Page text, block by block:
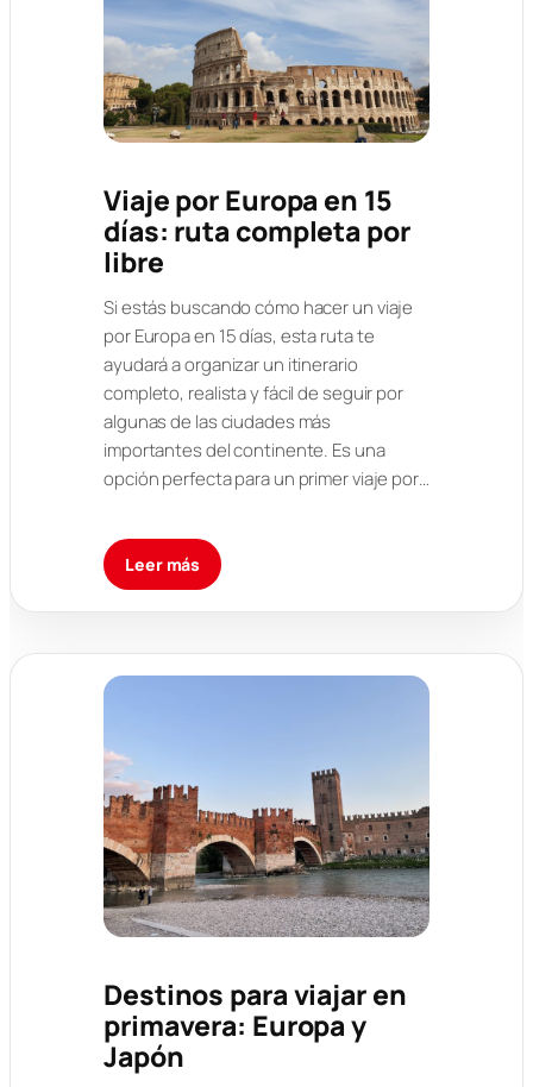
Viaje por Europa en 15
días: ruta completa por
libre
Si estás buscando cómo hacer un viaje
por Europa en 15 días, esta ruta te
ayudará a organizar un itinerario
completo, realista y fácil de seguir por
algunas de las ciudades más
importantes del continente. Es una
opción perfecta para un primer viaje por…
Leer más
Destinos para viajar en
primavera: Europa y
Japón